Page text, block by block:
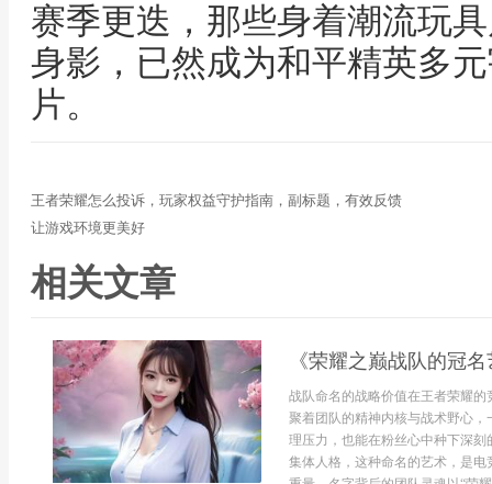
赛季更迭，那些身着潮流玩
身影，已然成为和平精英多
片。
王者荣耀怎么投诉，玩家权益守护指南，副标题，有效反馈
让游戏环境更美好
相关文章
《荣耀之巅战队的冠
战队命名的战略价值在王者荣耀
聚着团队的精神内核与战术野心
理压力，也能在粉丝心中种下深
集体人格，这种命名的艺术，是